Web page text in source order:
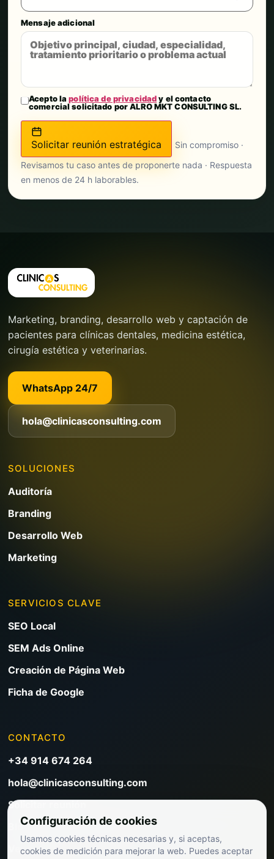
Mensaje adicional
Acepto lapolítica de privacidady el contacto
comercial solicitado por ALRO MKT CONSULTING SL.
Solicitar reunión estratégica
Sin compromiso ·
Revisamos tu caso antes de proponerte nada · Respuesta
en menos de 24 h laborables.
Marketing, branding, desarrollo web y captación de
pacientes para clínicas dentales, medicina estética,
cirugía estética y veterinarias.
WhatsApp 24/7
hola@clinicasconsulting.com
SOLUCIONES
Auditoría
Branding
Desarrollo Web
Marketing
SERVICIOS CLAVE
SEO Local
SEM Ads Online
Creación de Página Web
Ficha de Google
CONTACTO
+34 914 674 264
hola@clinicasconsulting.com
Solicitar reunión
Blog de marketing clínico
Ver precios
Configuración de cookies
Usamos cookies técnicas necesarias y, si aceptas,
cookies de medición para mejorar la web. Puedes aceptar